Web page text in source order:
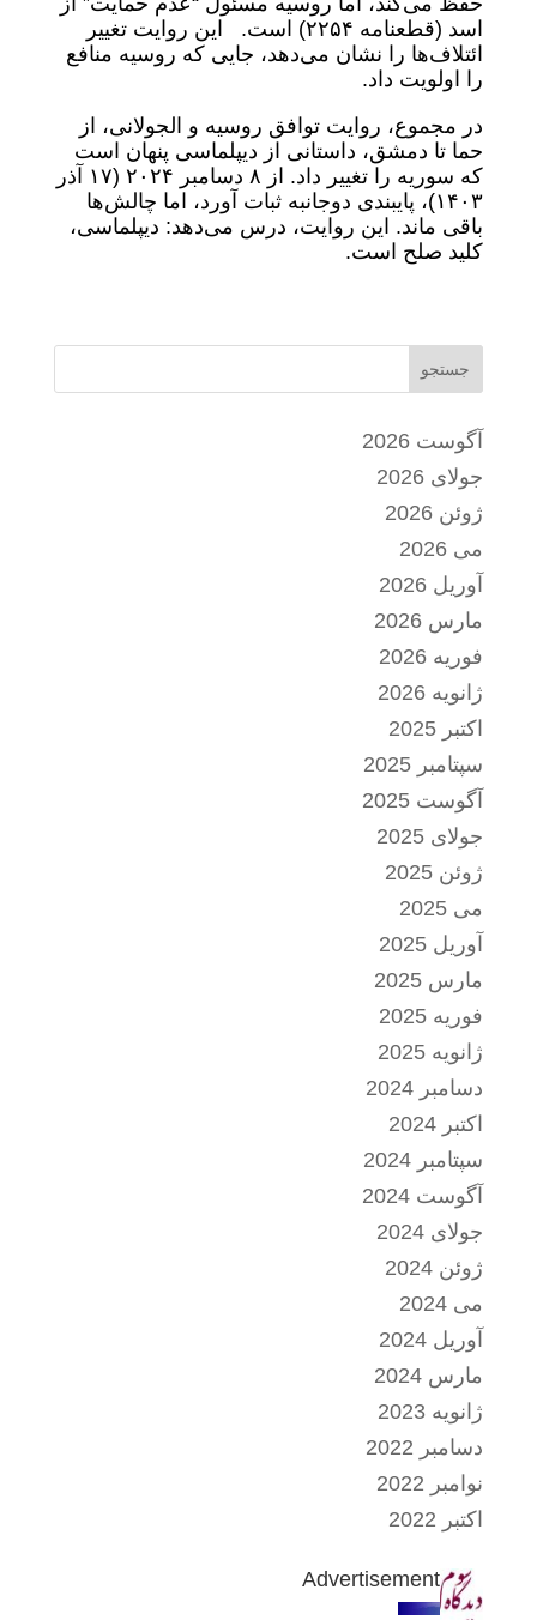
اسد (قطعنامه ۲۲۵۴) است. این روایت تغییر
ائتلاف‌ها را نشان می‌دهد، جایی که روسیه منافع
را اولویت داد.
در مجموع، روایت توافق روسیه و الجولانی، از
حما تا دمشق، داستانی از دیپلماسی پنهان است
که سوریه را تغییر داد. از ۸ دسامبر ۲۰۲۴ (۱۷ آذر
۱۴۰۳)، پایبندی دوجانبه ثبات آورد، اما چالش‌ها
باقی ماند. این روایت، درس می‌دهد: دیپلماسی،
کلید صلح است.
جستجو
آگوست 2026
جولای 2026
ژوئن 2026
می 2026
آوریل 2026
مارس 2026
فوریه 2026
ژانویه 2026
اکتبر 2025
سپتامبر 2025
آگوست 2025
جولای 2025
ژوئن 2025
می 2025
آوریل 2025
مارس 2025
فوریه 2025
ژانویه 2025
دسامبر 2024
اکتبر 2024
سپتامبر 2024
آگوست 2024
جولای 2024
ژوئن 2024
می 2024
آوریل 2024
مارس 2024
ژانویه 2023
دسامبر 2022
نوامبر 2022
اکتبر 2022
Advertisement